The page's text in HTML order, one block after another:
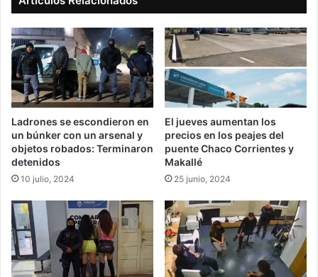
Ladrones se escondieron en
un búnker con un arsenal y
objetos robados: Terminaron
detenidos
10 julio, 2024
El jueves aumentan los
precios en los peajes del
puente Chaco Corrientes y
Makallé
25 junio, 2024